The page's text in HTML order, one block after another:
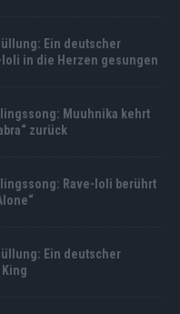
Ein deutscher
Ioli in die Herzen gesungen
Muuhnika kehrt
zurück
Rave-Ioli berührt
Ein deutscher